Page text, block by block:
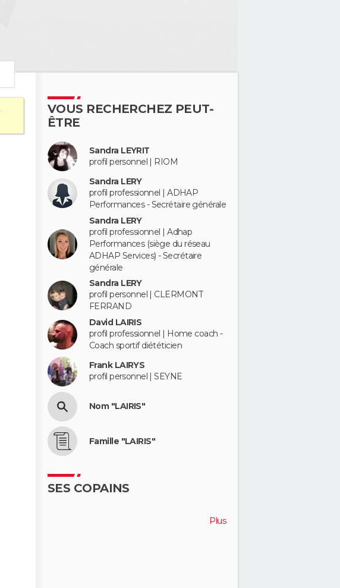
VOUS RECHERCHEZ PEUT-
ÊTRE
Sandra LEYRIT
profil personnel | RIOM
Sandra LERY
profil professionnel | ADHAP
Performances - Secrétaire générale
Sandra LERY
profil professionnel | Adhap
Performances (siège du réseau
ADHAP Services) - Secrétaire
générale
Sandra LERY
profil personnel | CLERMONT
FERRAND
David LAIRIS
profil professionnel | Home coach -
Coach sportif diététicien
Frank LAIRYS
profil personnel | SEYNE
Nom "LAIRIS"
Famille "LAIRIS"
SES COPAINS
Plus